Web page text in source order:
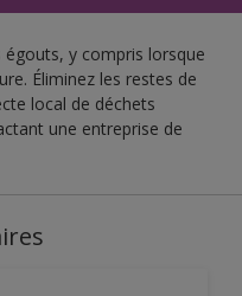
y compris lorsque
Éliminez les restes de
local de déchets
une entreprise de